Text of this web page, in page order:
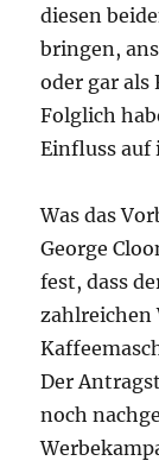
diesen
bringen,
oder gar
Folglich
Einfluss auf
Was das
George
fest, dass
zahlreichen
Der
noch